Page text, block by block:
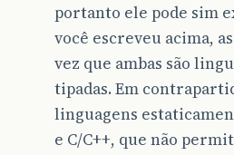
portanto ele pode sim
você escreveu acima,
vez que ambas são
tipadas. Em
linguagens
e C/C++, que não